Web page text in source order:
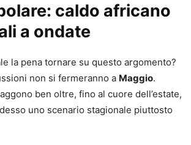
caldo africano
a ondate
la pena tornare su questo argomento?
non si fermeranno a Maggio.
ben oltre, fino al cuore dell’estate,
uno scenario stagionale piuttosto